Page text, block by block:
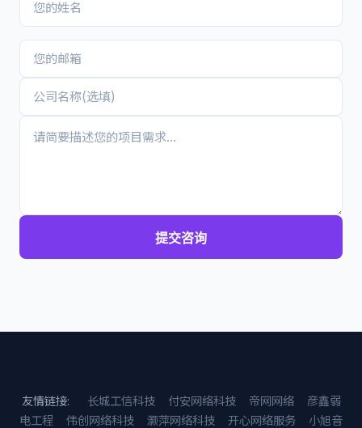
提交咨询
友情链接: 长城工信科技 付安网络科技 帝网网络
彦鑫弱
电工程
伟创网络科技 灏萍网络科技 开心网络服务
小旭音